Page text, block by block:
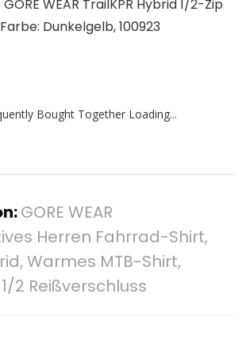
WEAR TrailKPR Hybrid 1/2-Zip
Dunkelgelb, 100923
Bought Together Loading...
GORE WEAR
Herren Fahrrad-Shirt,
Warmes MTB-Shirt,
2 Reißverschluss